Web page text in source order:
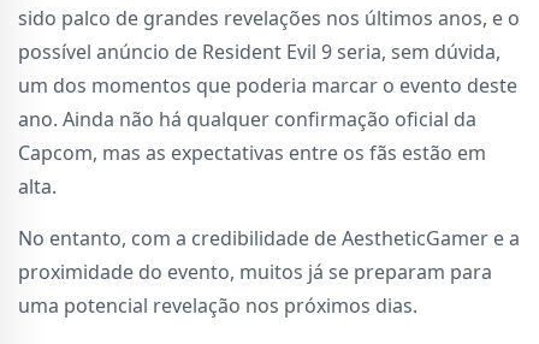
sido palco de grandes revelações nos últimos anos, e o
possível anúncio de Resident Evil 9 seria, sem dúvida,
um dos momentos que poderia marcar o evento deste
ano. Ainda não há qualquer confirmação oficial da
Capcom, mas as expectativas entre os fãs estão em
alta.
No entanto, com a credibilidade de AestheticGamer e a
proximidade do evento, muitos já se preparam para
uma potencial revelação nos próximos dias.